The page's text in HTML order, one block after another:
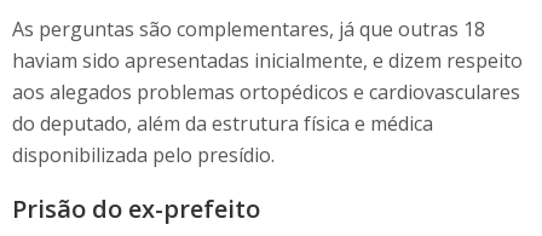
As perguntas são complementares, já que outras 18
haviam sido apresentadas inicialmente, e dizem respeito
aos alegados problemas ortopédicos e cardiovasculares
do deputado, além da estrutura física e médica
disponibilizada pelo presídio.
Prisão do ex-prefeito